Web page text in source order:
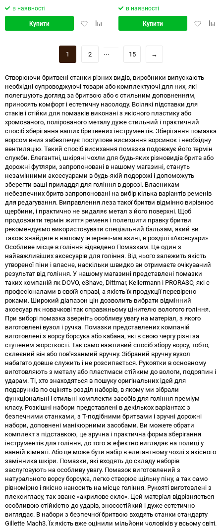
в наявності
ДодатиДодати
Купити
в наявності
Додати
Купити
1 2 ... 15 →
Створюючи бритвені станки різних видів, виробники випускають
необхідні супроводжуючі товари або комплектуючі для них, які
полегшують догляд за бритвою або є стильним доповненням,
приносять комфорт і естетичну насолоду. Всілякі підставки для
стаків і стійки для помазків виконані з якісного пластику або
хромованого, полірованого металу дуже стильний і практичний
спосіб зберігання ваших бритвених інструментів. Зберігання помазка
ворсом вниз забезпечує поступове висихання ворсинок і необхідну
вентиляцію. Такий спосіб висихання помазка подовжує його термін
служби. Елегантні, шкіряні чохли для будь-яких різновидів бритв або
дорожні футляри, запропоновані в нашому магазині, стануть
незамінними аксесуарами в будь-якій подорожі і допоможуть
зберегти ваші приладдя для гоління в дорозі. Власникам
небезпечних бритв запропоновані на вибір кілька варіантів ременів
для редагування. Виправлення леза такої бритви відмінно вирівнює
щербини, і практично не видаляє метал з його поверхні. Щоб
продовжити термін життя ременя і полегшити правку бритви
рекомендуємо використовувати спеціальний бальзам, який ви
також знайдете в нашому інтернет-магазині, в розділі «Аксесуари»
Особливе місце в гоління відведено Помазкам. Це один з
найважливіших аксесуарів для гоління. Від нього залежить якість
утвореної піни і власне, наскільки швидко ви отримаєте очікуваний
результат від гоління. У нашому магазині представлені помазки
таких компаній як DOVO, eShave, Dittmar, Kellermann і PRORASO, які є
професіоналами в своїй справі, а якість їх продукції перевірено
роками. Широкий діапазон цін дозволить вибрати відмінний
аксесуар як новачкові так справжньому цінителю вологого гоління.
При виборі помазка зверніть особливу увагу на матеріал, з якого
виготовлені вузол і ручка. Помазки представлених компаній
виготовлені з ворсу борсука або кабана, які в свою чергу різні за
ступенем жорсткості. Так само важливий спосіб збору ворсу, тобто,
склеєний він або пов'язанмий вручну. Зібраний вручну вузол
набагато довше служить і не розсипається. Рукоятки в основному
виготовляють з металу або пластмаси стійким до вологи, подряпин і
ударам. Ті, хто знаходяться в пошуку оригінальних ідей для
подарунків по оцінять розділ наборів, в якому ми зібрали
функціональні і стильні комплекти засобів для гоління преміум
класу. Розкішні набори представлені в декількох варіантах: з
безпечними станками, з Т-подібними бритвами і зручні дорожні
набори, доповнені манікюрними засобами. Ви можете обрати
комплект з підставкою, це зручна і практична форма зберігання
інструментів для гоління, до того ж ефектно виглядає на полиці у
ванній кімнаті. Або це може бути набір в елегантному чохлі з якісного
замінника шкіри. Помазки, які входять до складу наборів
заслуговують на особливу увагу. Помазок виготовлений з
натурального ворсу борсука, легко створює щільну піну, а так само
рівномірно і якісно наносить на місце гоління. Рукояті виготовлені з
плексигласу, так зване «акрилове скло». Цей матеріал відрізняється
особливою стійкістю до ударів, зносостійкий і дуже естетично
виглядає. В набори з безпечної бритвою входять станки стандарту
Gillette Mach3. Їх якість вже оцінили мільйони чоловіків у всьому світі.